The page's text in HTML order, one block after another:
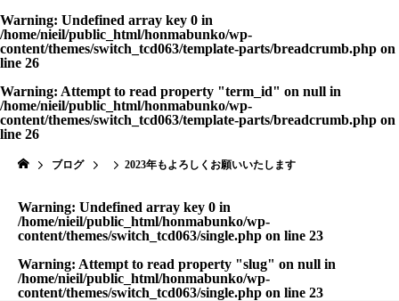
Warning: Undefined array key 0 in
/home/nieil/public_html/honmabunko/wp-
content/themes/switch_tcd063/template-parts/breadcrumb.php on
line 26
Warning: Attempt to read property "term_id" on null in
/home/nieil/public_html/honmabunko/wp-
content/themes/switch_tcd063/template-parts/breadcrumb.php on
line 26
ブログ 2023年もよろしくお願いいたします
Warning: Undefined array key 0 in
/home/nieil/public_html/honmabunko/wp-
content/themes/switch_tcd063/single.php on line 23
Warning: Attempt to read property "slug" on null in
/home/nieil/public_html/honmabunko/wp-
content/themes/switch_tcd063/single.php on line 23